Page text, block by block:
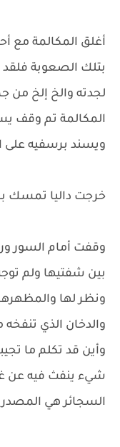
أغلق المكالمة مع
بتلك الصعوبة
لجدته والخ إلخ من
المكالمة تم وقف
ويسند برسفيه على
خرجت داليا تمسك
وقفت أمام السور
بين شفتيها ولم
ونظر لها
والدخان الذي
وأين قد تكلم ما
شيء ينفث فيه عن
السجائر هي المصدر